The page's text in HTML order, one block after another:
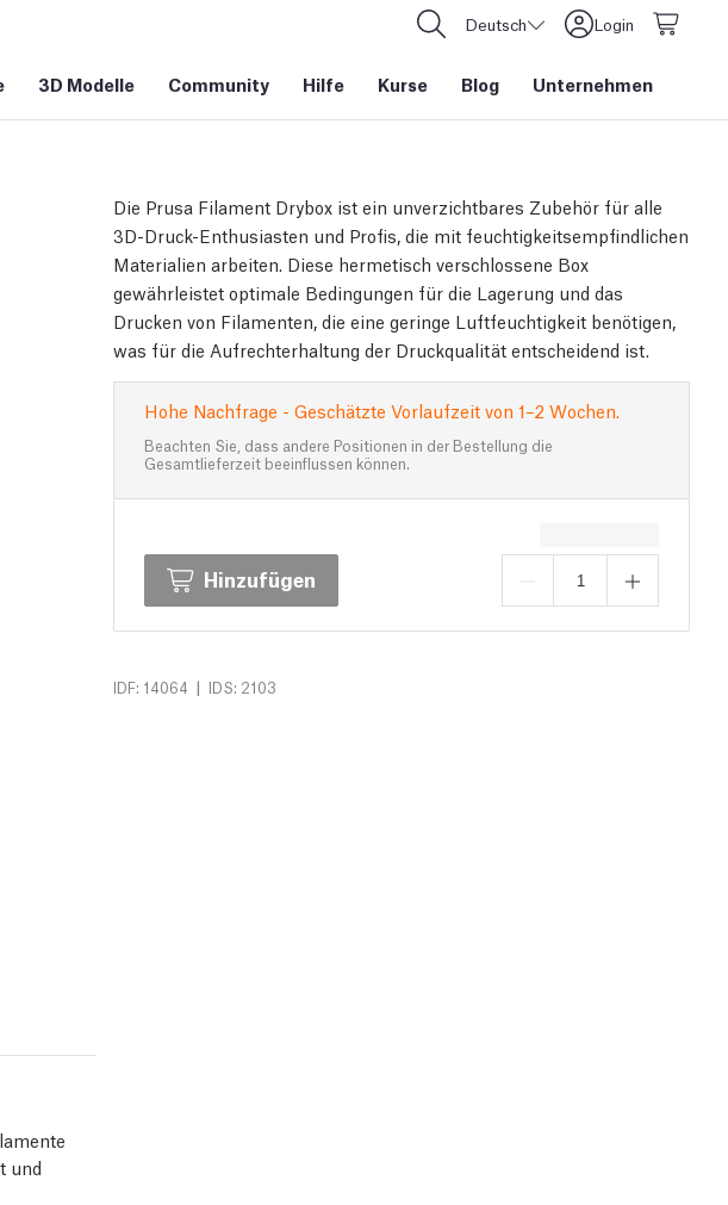
Deutsch Login
3D Modelle Community Hilfe Kurse Blog Unternehmen
Die Prusa Filament Drybox ist ein unverzichtbares Zubehör für alle
3D-Druck-Enthusiasten und Profis, die mit feuchtigkeitsempfindlichen
Materialien arbeiten. Diese hermetisch verschlossene Box
gewährleistet optimale Bedingungen für die Lagerung und das
Drucken von Filamenten, die eine geringe Luftfeuchtigkeit benötigen,
was für die Aufrechterhaltung der Druckqualität entscheidend ist.
Hohe Nachfrage - Geschätzte Vorlaufzeit von 1–2 Wochen.
Beachten Sie, dass andere Positionen in der Bestellung die
Gesamtlieferzeit beeinflussen können.
Hinzufügen
IDF: 14064 | IDS: 2103
und